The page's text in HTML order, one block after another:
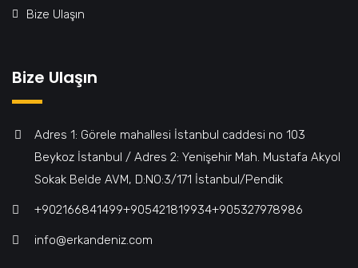
Bize Ulaşın
Bize Ulaşın
Adres 1: Görele mahallesi İstanbul caddesi no 103
Beykoz İstanbul / Adres 2: Yenişehir Mah. Mustafa Akyol
Sokak Belde AVM, D:NO:3/171 İstanbul/Pendik
+902166841499‎‎ㅤㅤㅤㅤㅤㅤㅤㅤㅤㅤㅤㅤ+905421819934‎‎ㅤㅤㅤㅤㅤㅤㅤㅤㅤㅤㅤㅤ+905327978986
info@erkandeniz.com